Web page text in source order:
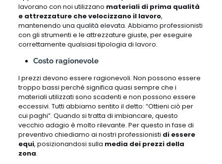
lavorano con noi utilizzano materiali di prima qualità
e attrezzature che velocizzano il lavoro,
mantenendo una qualità elevata. Abbiamo professionisti
con gli strumenti e le attrezzature giuste, per eseguire
correttamente qualsiasi tipologia di lavoro.
Costo ragionevole
I prezzi devono essere ragionevoli. Non possono essere
troppo bassi perché significa quasi sempre che i
materiali utilizzati sono scadenti e non possono essere
eccessivi. Tutti abbiamo sentito il detto: “Ottieni ciò per
cui paghi”. Quando si tratta di imbiancare, questo
vecchio adagio è molto rilevante. Per questo in fase di
preventivo chiediamo ai nostri professionisti di essere
equi, posizionandosi sulla media dei prezzi della
zona.